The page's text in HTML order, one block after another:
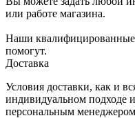
или работе магазина.
Наши квалифицированные
помогут.
Доставка
Условия доставки, как и
индивидуальном подходе
персональным